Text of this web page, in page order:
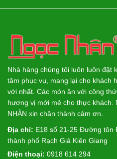
Nhà hàng chúng tôi luôn luôn đặt
tâm phục vụ, mang lại cho khách
với nhất. Các món ăn với công
hương vị mới mẻ cho thực khách.
NHÂN xin chân thành cảm ơn.
Địa chỉ: E18 số 21-25 Đường
thành phố Rạch Giá Kiên Giang
Điện thoại: 0918 614 294